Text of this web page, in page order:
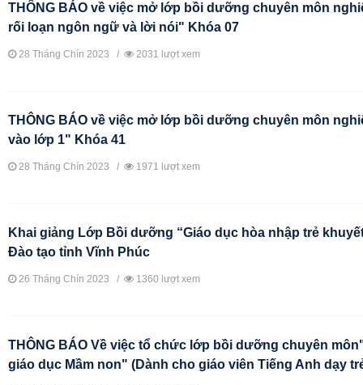
THÔNG BÁO về việc mở lớp bồi dưỡng chuyên môn
rối loạn ngôn ngữ và lời nói" Khóa 07
28 Tháng Chín 2023 / 2031 lượt xem
THÔNG BÁO về việc mở lớp bồi dưỡng chuyên môn
vào lớp 1" Khóa 41
28 Tháng Chín 2023 / 1971 lượt xem
Khai giảng Lớp Bồi dưỡng “Giáo dục hòa nhập trẻ
Đào tạo tỉnh Vĩnh Phúc
26 Tháng Chín 2023 / 1360 lượt xem
THÔNG BÁO Về việc tổ chức lớp bồi dưỡng chuyên
giáo dục Mầm non" (Dành cho giáo viên Tiếng Anh dạy